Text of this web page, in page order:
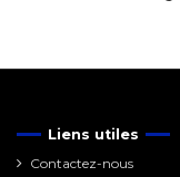
Liens utiles
Contactez-nous